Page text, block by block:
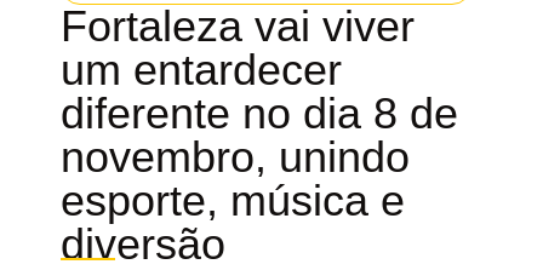
Fortaleza vai viver
um entardecer
diferente no dia 8 de
novembro, unindo
esporte, música e
diversão